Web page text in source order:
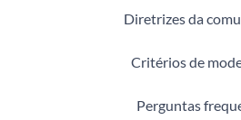
Diretrizes da
Critérios de
Perguntas